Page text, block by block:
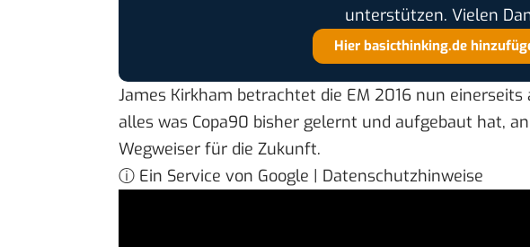
unterstützen. Vielen
Hier basicthinking.de
James Kirkham betrachtet die EM 2016 nun
alles was Copa90 bisher gelernt und aufgebaut hat,
Wegweiser für die Zukunft.
ⓘ Ein Service von Google | Datenschutzhinweise